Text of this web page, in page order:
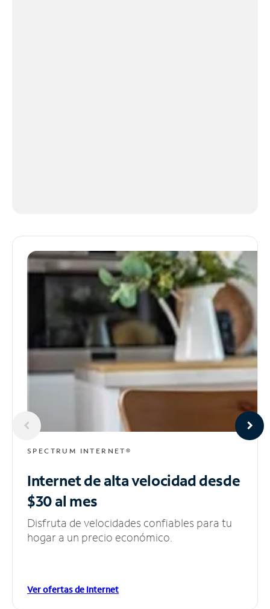
SPECTRUM INTERNET®
Internet de alta velocidaddesde
$30 al mes
Disfruta de velocidades confiables para tu
hogar a un precio económico.
Ver ofertas de Internet